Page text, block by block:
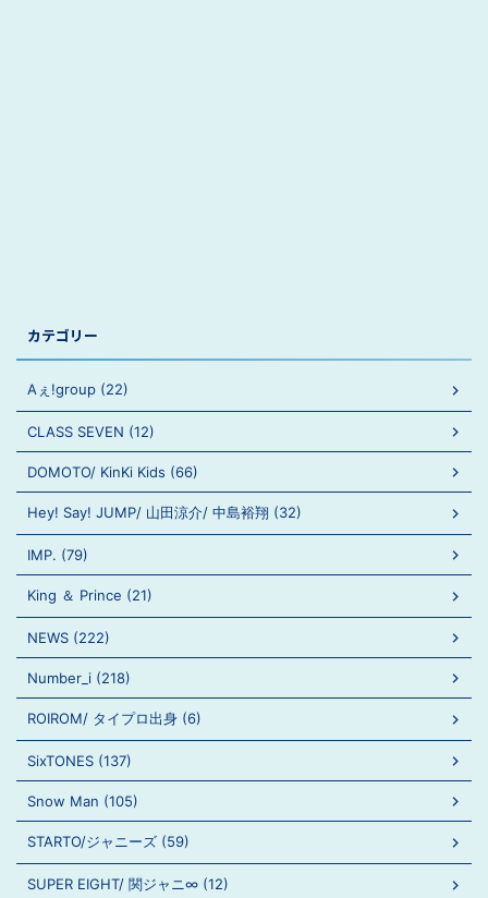
カテゴリー
Aぇ!group (22)
CLASS SEVEN (12)
DOMOTO/ KinKi Kids (66)
Hey! Say! JUMP/ 山田涼介/ 中島裕翔 (32)
IMP. (79)
King ＆ Prince (21)
NEWS (222)
Number_i (218)
ROIROM/ タイプロ出身 (6)
SixTONES (137)
Snow Man (105)
STARTO/ジャニーズ (59)
SUPER EIGHT/ 関ジャニ∞ (12)